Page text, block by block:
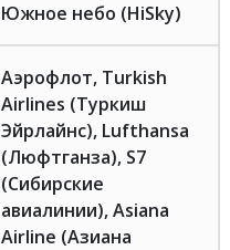
Южное небо (HiSky)
Аэрофлот, Turkish
Airlines (Туркиш
Эйрлайнс), Lufthansa
(Люфтганза), S7
(Сибирские
авиалинии), Asiana
Airline (Азиана